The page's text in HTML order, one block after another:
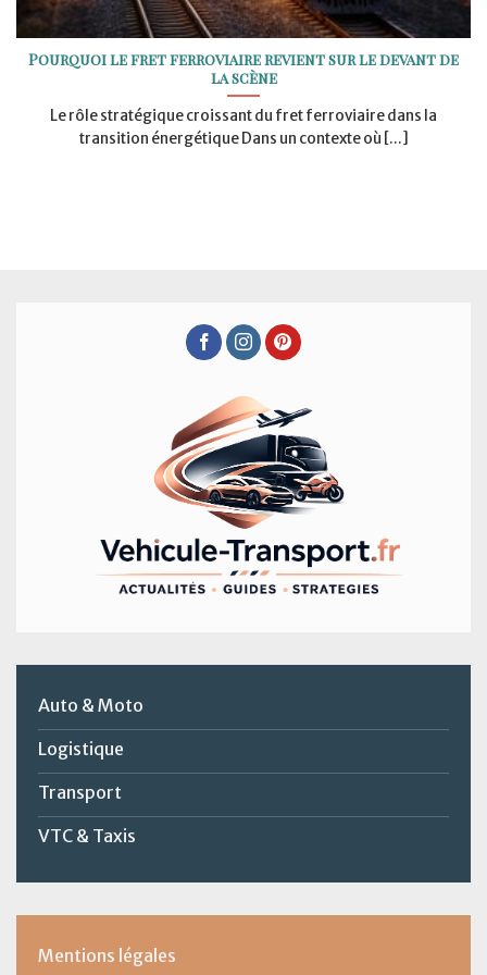
Pourquoi le fret ferroviaire revient sur le devant de
la scène
Le rôle stratégique croissant du fret ferroviaire dans la
transition énergétique Dans un contexte où [...]
Auto & Moto
Logistique
Transport
VTC & Taxis
Mentions légales